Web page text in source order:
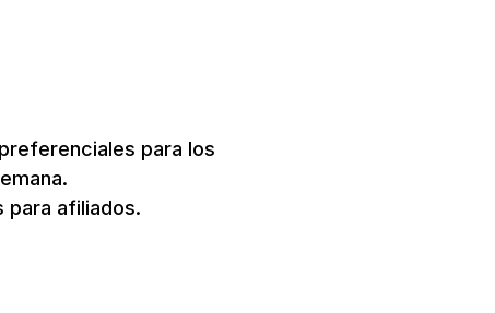
para los
para afiliados.